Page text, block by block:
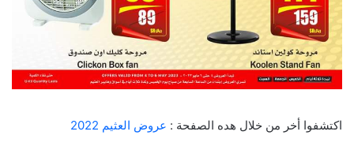
اكتشفوا أخر من خلال هده الصفحة : عروض العثيم 2022